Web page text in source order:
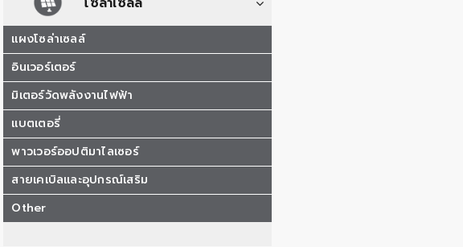
แผงโซล่าเซลล์
อินเวอร์เตอร์
มิเตอร์วัดพลังงานไฟฟ้า
แบตเตอรี่
พาวเวอร์ออปติมาไลเซอร์
สายเคเบิลและอุปกรณ์เสริม
Other